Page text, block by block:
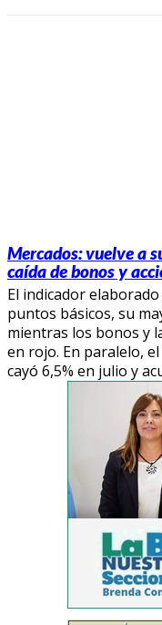
Mercados: vuelve a
caída de bonos y
El indicador
puntos básicos, su
mientras los bonos y
en rojo. En paralelo,
cayó 6,5% en julio y